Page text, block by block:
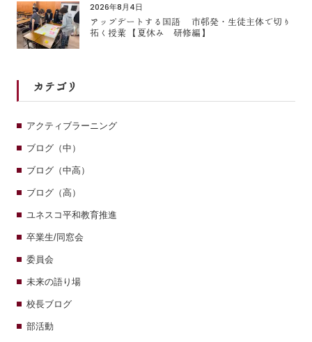
2026年8月4日
アップデートする国語 市邨発・生徒主体で切り
拓く授業 【夏休み 研修編】
カテゴリ
アクティブラーニング
ブログ（中）
ブログ（中高）
ブログ（高）
ユネスコ平和教育推進
卒業生/同窓会
委員会
未来の語り場
校長ブログ
部活動